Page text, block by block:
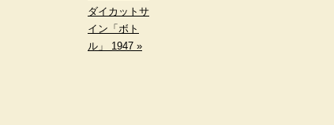
ダイカットサ
イン「ボト
ル」 1947 »